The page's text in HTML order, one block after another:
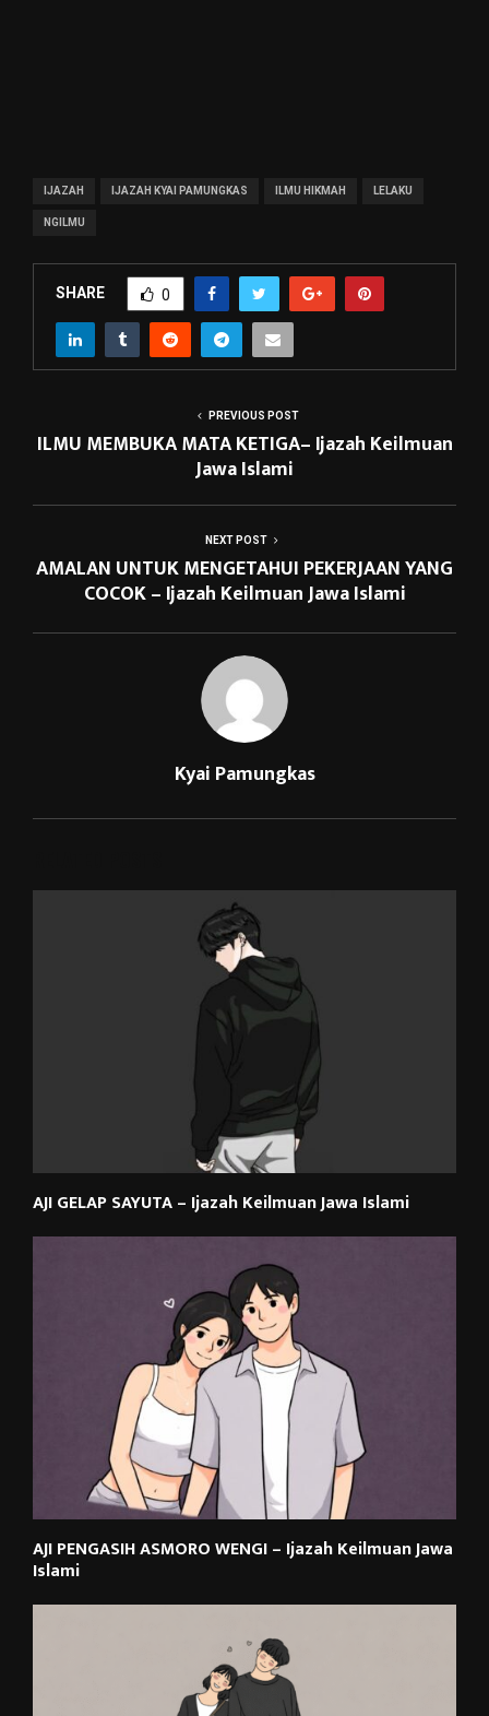
IJAZAH IJAZAH KYAI PAMUNGKAS ILMU HIKMAH LELAKU
NGILMU
SHARE 0
PREVIOUS POST
ILMU MEMBUKA MATA KETIGA– Ijazah Keilmuan
Jawa Islami
NEXT POST
AMALAN UNTUK MENGETAHUI PEKERJAAN YANG
COCOK – Ijazah Keilmuan Jawa Islami
Kyai Pamungkas
AJI GELAP SAYUTA – Ijazah Keilmuan Jawa Islami
AJI PENGASIH ASMORO WENGI – Ijazah Keilmuan Jawa
Islami